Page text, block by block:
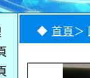
◆ 首頁 ＞